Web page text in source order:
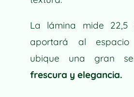
La lámina mide
aportará al
ubique una gran
frescura y elegancia.